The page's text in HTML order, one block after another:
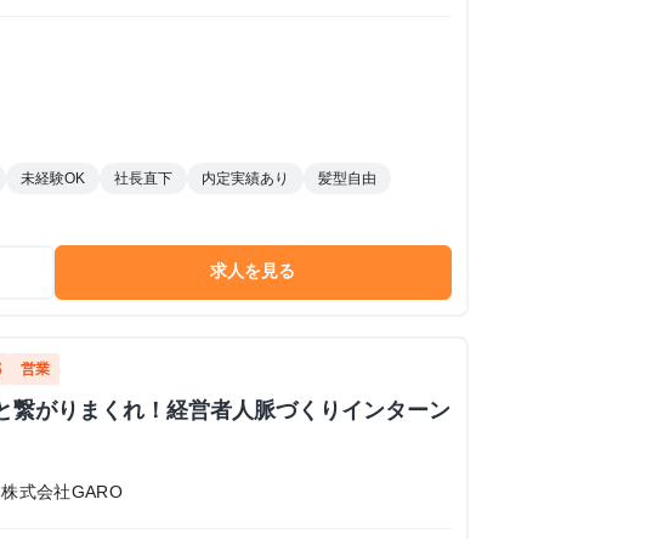
未経験OK 社長直下 内定実績あり
髪型自由
求人を見る
営業
繋がりまくれ！経営者人脈づくりインターン
株式会社GARO